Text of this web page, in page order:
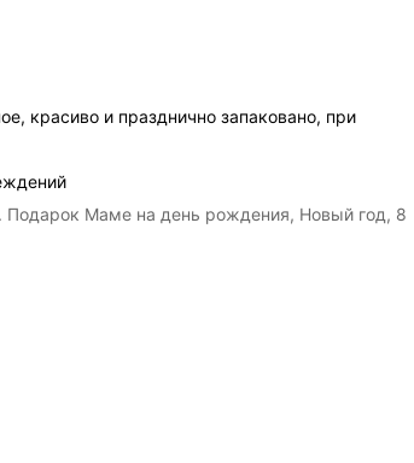
красиво и празднично запаковано, при
Маме на день рождения, Новый год, 8